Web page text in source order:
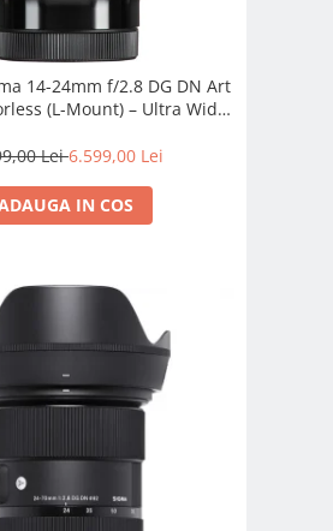
14-24mm f/2.8 DG DN Art
(L-Mount) – Ultra Wide,
Lei6.599,00 Lei
IN COS